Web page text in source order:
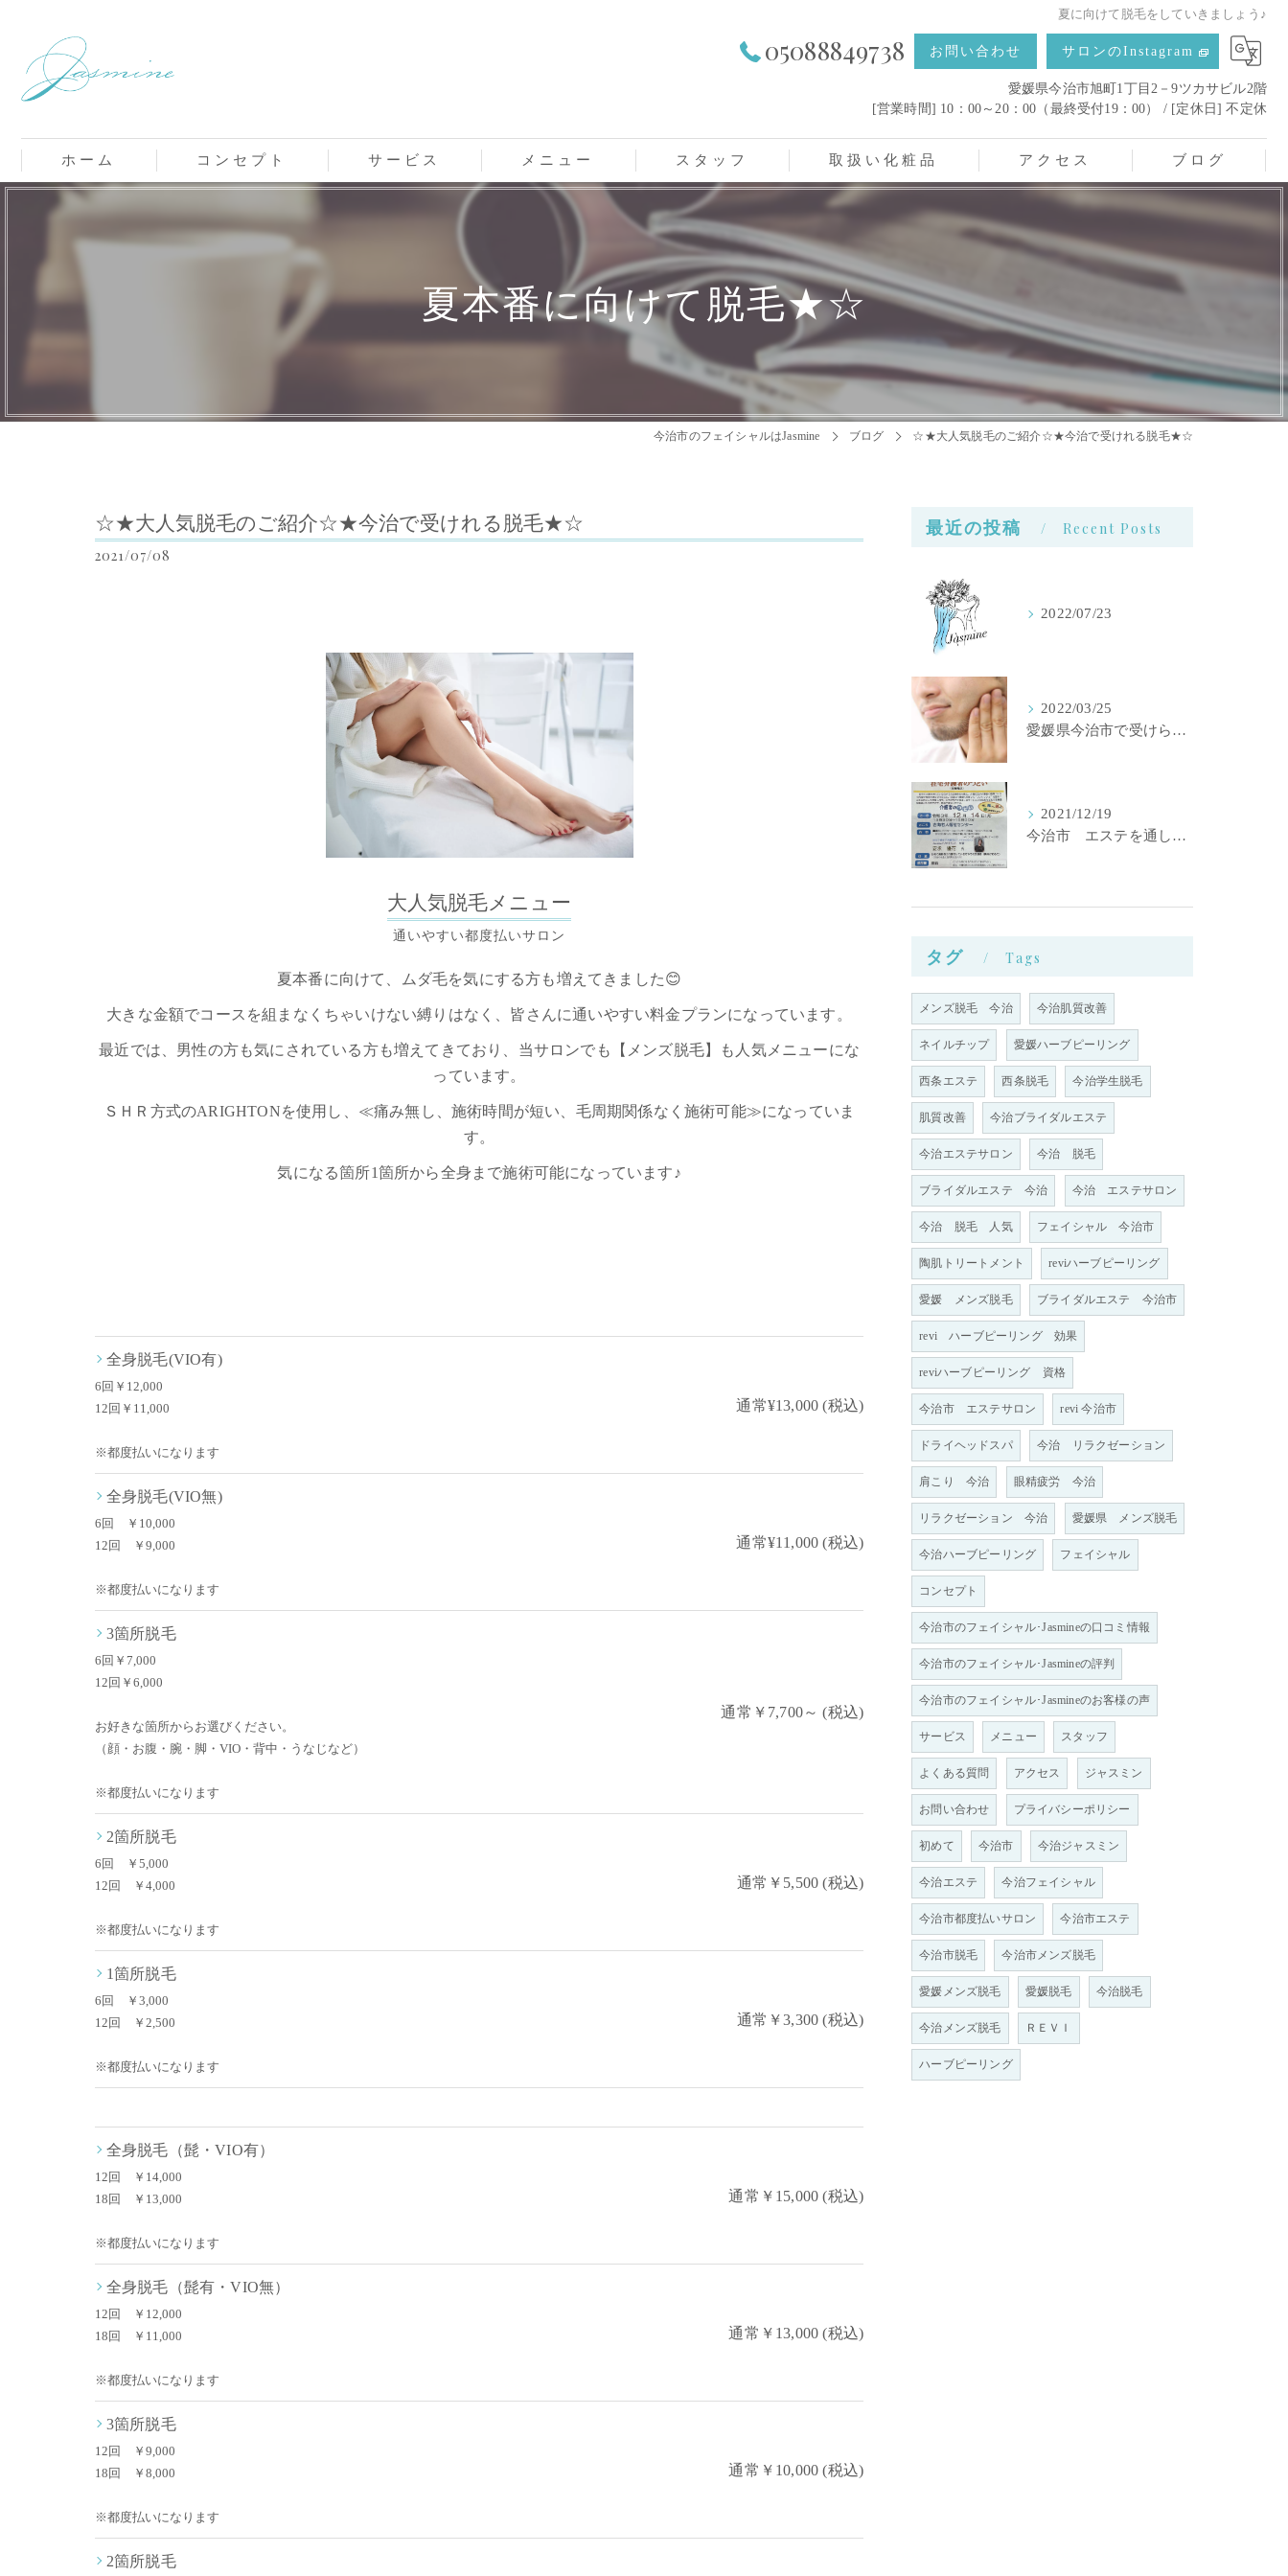
夏に向けて脱毛をしていきましょう♪
05088849738 お問い合わせ サロンのInstagram
愛媛県今治市旭町1丁目2－9ツカサビル2階
[営業時間] 10：00～20：00（最終受付19：00） / [定休日] 不定休
ホーム コンセプト サービス メニュー
レディースメニュー
メンズメニュー
学生メニュー
スタッフ 取扱い化粧品 アクセス ブログ
夏本番に向けて脱毛★☆
今治市のフェイシャルはJasmine ブログ ☆★大人気脱毛のご紹介☆★今治で受けれる脱毛★☆
☆★大人気脱毛のご紹介☆★今治で受けれる脱毛★☆
2021/07/08
大人気脱毛メニュー
通いやすい都度払いサロン
夏本番に向けて、ムダ毛を気にする方も増えてきました😊
大きな金額でコースを組まなくちゃいけない縛りはなく、皆さんに通いやすい料金プランになっています。
最近では、男性の方も気にされている方も増えてきており、当サロンでも【メンズ脱毛】も人気メニューにな
っています。
ＳＨＲ方式のARIGHTONを使用し、≪痛み無し、施術時間が短い、毛周期関係なく施術可能≫になっていま
す。
気になる箇所1箇所から全身まで施術可能になっています♪
全身脱毛(VIO有)
6回￥12,000
12回￥11,000
※都度払いになります
通常¥13,000 (税込)
全身脱毛(VIO無)
6回 ￥10,000
12回 ￥9,000
※都度払いになります
通常¥11,000 (税込)
3箇所脱毛
6回￥7,000
12回￥6,000
お好きな箇所からお選びください。
（顔・お腹・腕・脚・VIO・背中・うなじなど）
※都度払いになります
通常￥7,700～ (税込)
2箇所脱毛
6回 ￥5,000
12回 ￥4,000
※都度払いになります
通常￥5,500 (税込)
1箇所脱毛
6回 ￥3,000
12回 ￥2,500
※都度払いになります
通常￥3,300 (税込)
全身脱毛（髭・VIO有）
12回 ￥14,000
18回 ￥13,000
※都度払いになります
通常￥15,000 (税込)
全身脱毛（髭有・VIO無）
12回 ￥12,000
18回 ￥11,000
※都度払いになります
通常￥13,000 (税込)
3箇所脱毛
12回 ￥9,000
18回 ￥8,000
※都度払いになります
通常￥10,000 (税込)
2箇所脱毛
最近の投稿 Recent Posts
2022/07/23
2022/03/25
愛媛県今治市で受けられるメンズ脱毛サロン
2021/12/19
今治市 エステを通して伝えたいこと
タグ Tags
メンズ脱毛 今治 今治肌質改善
ネイルチップ 愛媛ハーブピーリング
西条エステ 西条脱毛 今治学生脱毛
肌質改善 今治ブライダルエステ
今治エステサロン 今治 脱毛
ブライダルエステ 今治 今治 エステサロン
今治 脱毛 人気 フェイシャル 今治市
陶肌トリートメント reviハーブピーリング
愛媛 メンズ脱毛 ブライダルエステ 今治市
revi ハーブピーリング 効果
reviハーブピーリング 資格
今治市 エステサロン revi 今治市
ドライヘッドスパ 今治 リラクゼーション
肩こり 今治 眼精疲労 今治
リラクゼーション 今治 愛媛県 メンズ脱毛
今治ハーブピーリング フェイシャル
コンセプト
今治市のフェイシャル･Jasmineの口コミ情報
今治市のフェイシャル･Jasmineの評判
今治市のフェイシャル･Jasmineのお客様の声
サービス メニュー スタッフ
よくある質問 アクセス ジャスミン
お問い合わせ プライバシーポリシー
初めて 今治市 今治ジャスミン
今治エステ 今治フェイシャル
今治市都度払いサロン 今治市エステ
今治市脱毛 今治市メンズ脱毛
愛媛メンズ脱毛 愛媛脱毛 今治脱毛
今治メンズ脱毛 ＲＥＶＩ
ハーブピーリング